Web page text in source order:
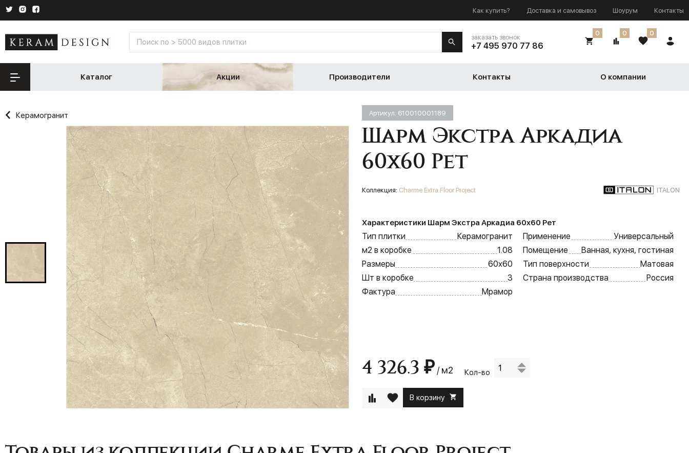
Как купить? Доставка и самовывоз Шоурум Контакты
заказать звонок
+7 495 970 77 86
0 0 0
Каталог Акции Производители Контакты О компании
Керамогранит Артикул: 610010001189
Шарм Экстра Аркадиа
60х60 Рет
Коллекция: Charme Extra Floor Project ITALON
Характеристики Шарм Экстра Аркадиа 60х60 Рет
Тип плитки
Керамогранит
м2 в коробке
1.08
Размеры
60х60
Шт в коробке
3
Фактура
Мрамор
Применение
Универсальный
Помещение
Ванная, кухня, гостиная
Тип поверхности
Матовая
Страна производства
Россия
4 326.3 ₽ / м2 Кол-во
В корзину